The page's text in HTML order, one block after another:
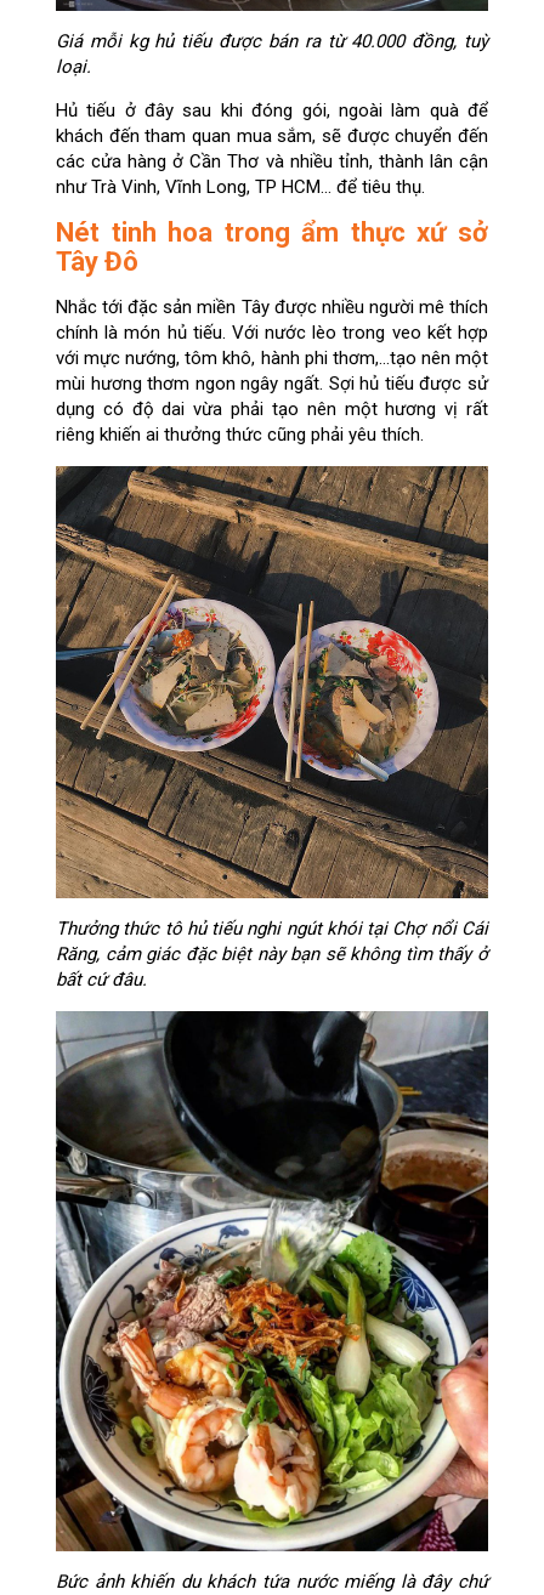
Giá mỗi kg hủ tiếu được bán ra từ 40.000 đồng, tuỳ
loại.
Hủ tiếu ở đây sau khi đóng gói, ngoài làm quà để
khách đến tham quan mua sắm, sẽ được chuyển đến
các cửa hàng ở Cần Thơ và nhiều tỉnh, thành lân cận
như Trà Vinh, Vĩnh Long, TP HCM... để tiêu thụ.
Nét tinh hoa trong ẩm thực xứ sở
Tây Đô
Nhắc tới đặc sản miền Tây được nhiều người mê thích
chính là món hủ tiếu. Với nước lèo trong veo kết hợp
với mực nướng, tôm khô, hành phi thơm,…tạo nên một
mùi hương thơm ngon ngây ngất. Sợi hủ tiếu được sử
dụng có độ dai vừa phải tạo nên một hương vị rất
riêng khiến ai thưởng thức cũng phải yêu thích.
Thưởng thức tô hủ tiếu nghi ngút khói tại Chợ nổi Cái
Răng, cảm giác đặc biệt này bạn sẽ không tìm thấy ở
bất cứ đâu.
Bức ảnh khiến du khách tứa nước miếng là đây chứ